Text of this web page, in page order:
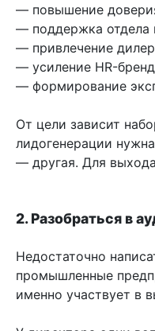
— повышение
— поддержка отдела
— привлечение
— усиление HR-
— формирование
От цели зависит
лидогенерации
— другая. Для
2. Разобраться в
Недостаточно
промышленные
именно участвует в